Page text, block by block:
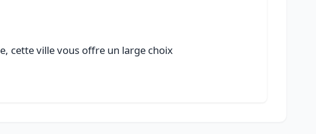
cette ville vous offre un large choix